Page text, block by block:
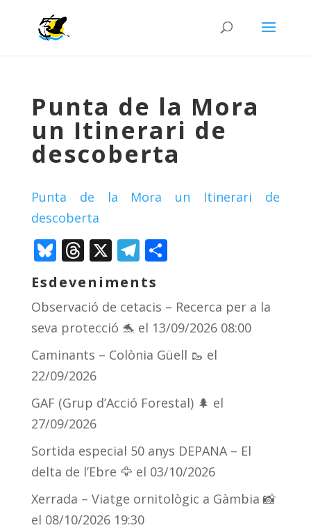
Punta de la Mora
un Itinerari de
descoberta
Punta de la Mora un Itinerari de
descoberta
Bluesky
Threads
X Telegram
Comparteix
Esdeveniments
Observació de cetacis – Recerca per a la
seva protecció 🐬 el 13/09/2026 08:00
Caminants – Colònia Güell 🥾 el
22/09/2026
GAF (Grup d’Acció Forestal) 🌲 el
27/09/2026
Sortida especial 50 anys DEPANA – El
delta de l’Ebre 🦅 el 03/10/2026
Xerrada – Viatge ornitològic a Gàmbia 📸
el 08/10/2026 19:30